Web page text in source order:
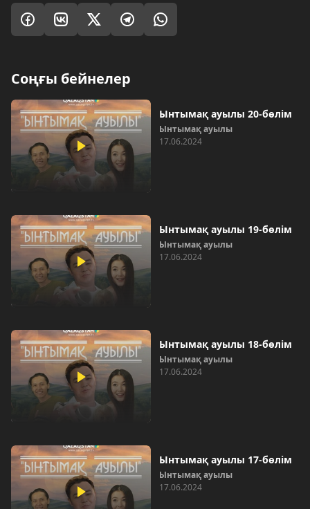
Соңғы бейнелер
Ынтымақ ауылы 20-бөлім
Ынтымақ ауылы
17.06.2024
Ынтымақ ауылы 19-бөлім
Ынтымақ ауылы
17.06.2024
Ынтымақ ауылы 18-бөлім
Ынтымақ ауылы
17.06.2024
Ынтымақ ауылы 17-бөлім
Ынтымақ ауылы
17.06.2024